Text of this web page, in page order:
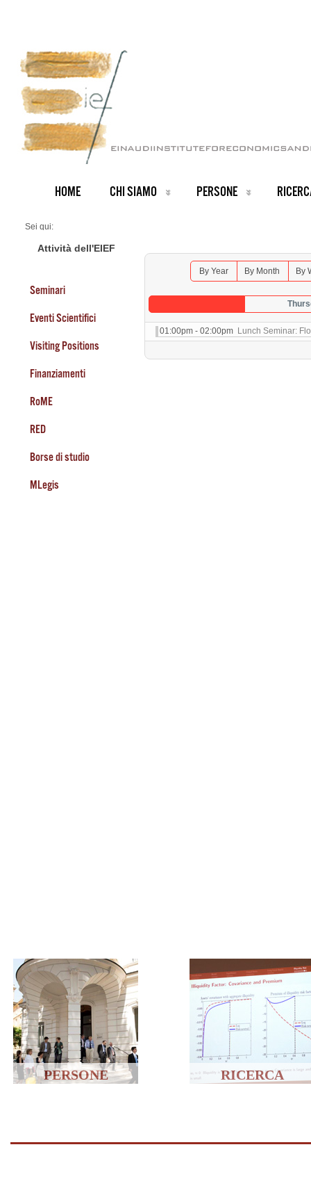
HOME CHI SIAMO PERSONE
Sei qui:
Seminars 2026
Attività dell'EIEF
Seminari
Eventi Scientifici
Visiting Positions
Finanziamenti
RoME
RED
Borse di studio
MLegis
By Year By Month By
01:00pm - 02:00pm Lunch Seminar:
PERSONE RICERCA